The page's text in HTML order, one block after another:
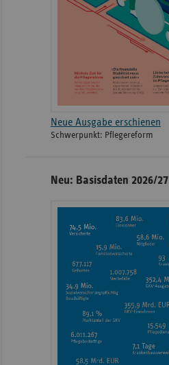
Neue Ausgabe erschienen
Schwerpunkt: Pflegereform
Neu: Basisdaten 2026/27